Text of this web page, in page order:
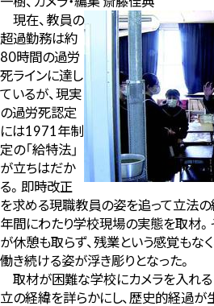
現在、教員の
超過勤務は約
80時間の過労
死ラインに達し
ているが、現実
の過労死認定
には1971年制
定の「給特法」
が立ちはだか
る。即時改正
を求める現職教員の姿を追って立法の
年間にわたり学校現場の実態を取材。
が休憩も取らず、残業という感覚もな
働き続ける姿が浮き彫りとなった。
取材が困難な学校にカメラを入れる
立の経緯を詳らかにし、歴史的経過が